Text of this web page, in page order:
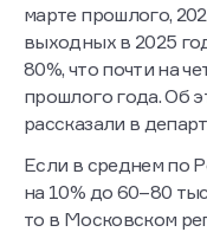
марте прошлого,
выходных в 2025
80%, что почти на
прошлого года. Об
рассказали в
Если в среднем по
на 10% до 60–80
то в Московском